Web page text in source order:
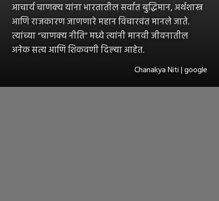
आचार्य चाणक्य यांना भारतातील सर्वात बुद्धिमान, अर्थशास्त्र
आणि राजकारण जाणणारे महान विचारवंत मानले जाते.
त्यांच्या “चाणक्य नीति” मध्ये त्यांनी मानवी जीवनातील
अनेक सत्य आणि शिकवणी दिल्या आहेत.
Chanakya Niti | google